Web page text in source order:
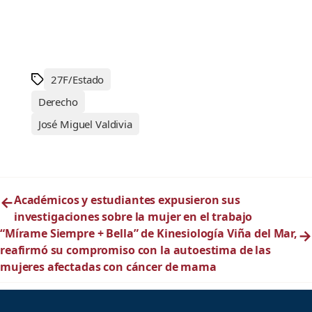
27F/Estado
Derecho
José Miguel Valdivia
←Académicos y estudiantes expusieron sus
investigaciones sobre la mujer en el trabajo
“Mírame Siempre + Bella” de Kinesiología Viña del Mar,
reafirmó su compromiso con la autoestima de las
mujeres afectadas con cáncer de mama
→